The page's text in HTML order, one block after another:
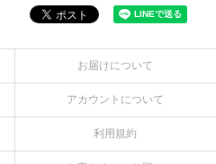
お届けについて
アカウントについて
利用規約